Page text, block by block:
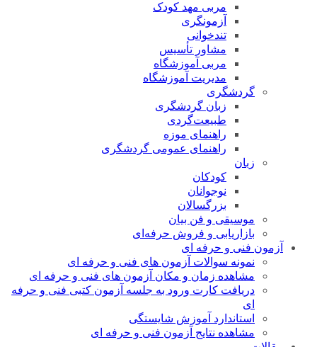
مربی مهد کودک
آزمونگری
تندخوانی
مشاور تأسیس
مربی آموزشگاه
مدیریت آموزشگاه
گردشگری
زبان گردشگری
طبیعت‌گردی
راهنمای موزه
راهنمای عمومی گردشگری
زبان
کودکان
نوجوانان
بزرگسالان
موسیقی و فن بیان
بازاریابی و فروش حرفه‌ای
آزمون فنی و حرفه ای
نمونه سوالات آزمون های فنی و حرفه ای
مشاهده زمان و مکان آزمون های فنی و حرفه ای
دریافت کارت ورود به جلسه آزمون کتبی فنی و حرفه
ای
استاندارد آموزش شایستگی
مشاهده نتایج آزمون فنی و حرفه ای